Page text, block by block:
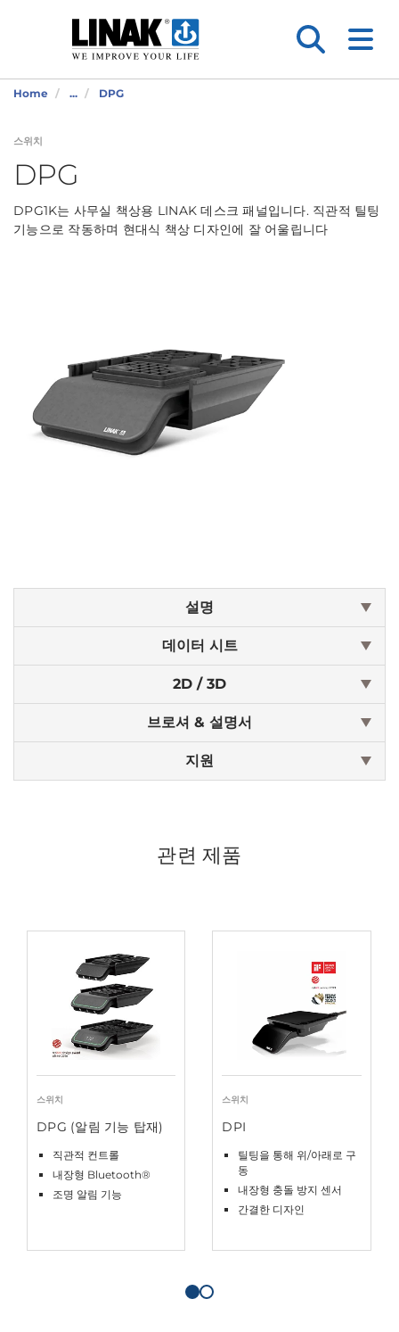
Home ... DPG
스위치
DPG
DPG1K는 사무실 책상용 LINAK 데스크 패널입니다. 직관적 틸팅
기능으로 작동하며 현대식 책상 디자인에 잘 어울립니다
설명
데이터 시트
2D / 3D
브로셔 & 설명서
지원
관련 제품
스위치
DPG (알림 기능 탑재)
직관적 컨트롤
내장형 Bluetooth®
조명 알림 기능
스위치
DPI
틸팅을 통해 위/아래로 구
동
내장형 충돌 방지 센서
간결한 디자인